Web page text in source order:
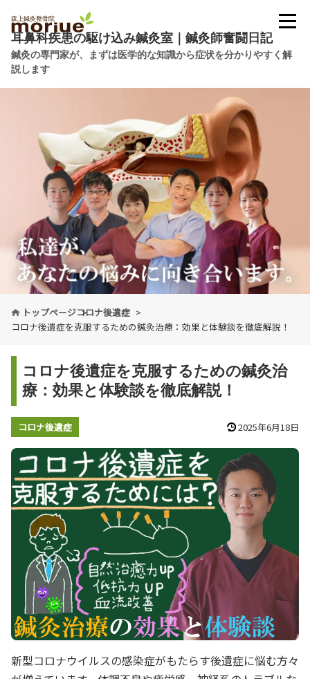
耳鼻科疾患の駆け込み鍼灸室｜鍼灸師奮闘日記
鍼灸の専門家が、まずは医学的な知識から症状を分かりやすく解
説します
トップページコロナ後遺症
コロナ後遺症を克服するための鍼灸治療：効果と体験談を徹底解説！
コロナ後遺症を克服するための鍼灸治
療：効果と体験談を徹底解説！
コロナ後遺症 2025年6月18日
新型コロナウイルスの感染症がもたらす後遺症に悩む方々